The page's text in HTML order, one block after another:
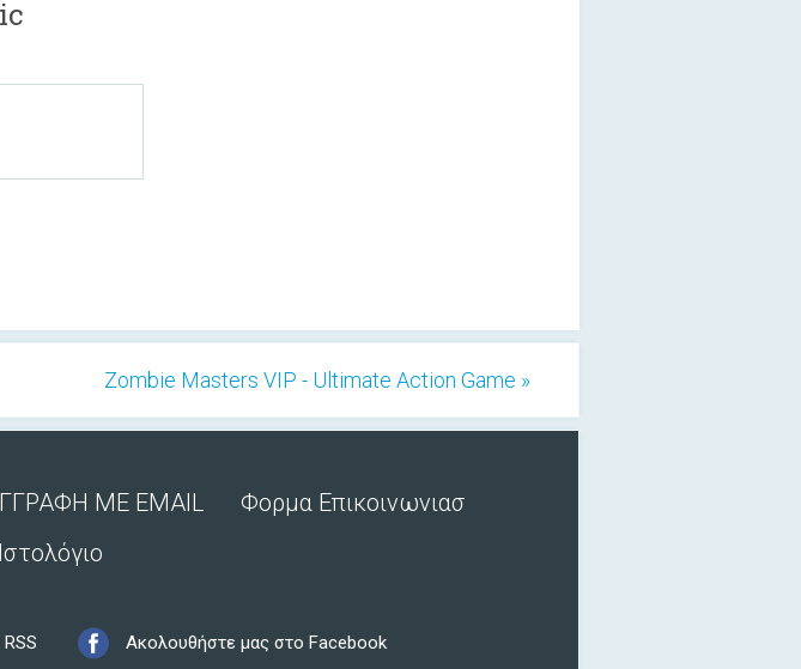
Zombie Masters VIP - Ultimate Action Game »
ΜΕ EMAIL
Φορμα Επικοινωνιασ
Ιστολόγιο
Ακολουθήστε μας στο Facebook